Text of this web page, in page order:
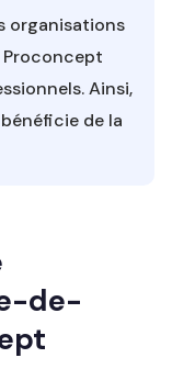
organisations
Ainsi,
de la
de-